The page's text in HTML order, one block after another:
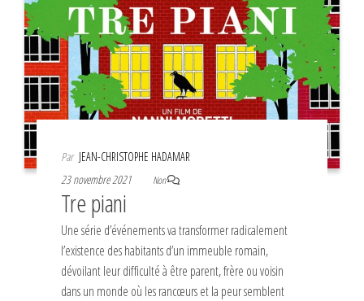
Par JEAN-CHRISTOPHE HADAMAR
23 novembre 2021
Non
Tre piani
Une série d’événements va transformer radicalement
l’existence des habitants d’un immeuble romain,
dévoilant leur difficulté à être parent, frère ou voisin
dans un monde où les rancœurs et la peur semblent